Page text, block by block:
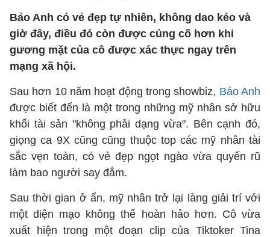
Bảo Anh có vẻ đẹp tự nhiên, không dao kéo và
giờ đây, điều đó còn được củng cố hơn khi
gương mặt của cô được xác thực ngay trên
mạng xã hội.
Sau hơn 10 năm hoạt động trong showbiz, Bảo Anh
được biết đến là một trong những mỹ nhân sở hữu
khối tài sản "không phải dạng vừa". Bên cạnh đó,
giọng ca 9X cũng cũng thuộc top các mỹ nhân tài
sắc vẹn toàn, có vẻ đẹp ngọt ngào vừa quyến rũ
làm bao người say đắm.
Sau thời gian ở ẩn, mỹ nhân trở lại làng giải trí với
một diện mạo không thể hoàn hảo hơn. Cô vừa
xuất hiện trong một đoạn clip của Tiktoker Tina